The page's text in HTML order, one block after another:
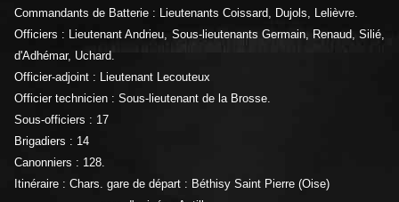
Commandants de Batterie : Lieutenants Coissard, Dujols, Lelièvre.
Officiers : Lieutenant Andrieu, Sous-lieutenants Germain, Renaud, Silié,
d'Adhémar, Uchard.
Officier-adjoint : Lieutenant Lecouteux
Officier technicien : Sous-lieutenant de la Brosse.
Sous-officiers : 17
Brigadiers : 14
Canonniers : 128.
Itinéraire : Chars. gare de départ : Béthisy Saint Pierre (Oise)